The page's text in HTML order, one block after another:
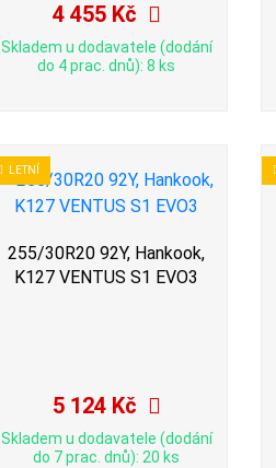
4 455 Kč
Skladem u dodavatele (dodání
do 4 prac. dnů): 8 ks
LETNÍ
255/30R20 92Y, Hankook,
K127 VENTUS S1 EVO3
5 124 Kč
Skladem u dodavatele (dodání
do 7 prac. dnů): 20 ks